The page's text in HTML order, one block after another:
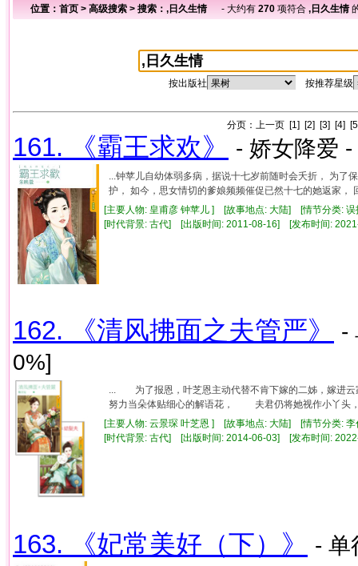
位置： 首页 > 高级搜索 > 搜索：,日久生情 - 大约有 270 项符合 ,日久生情
按出版社 按推荐星级
分页： 上一页 [1] [2] [3] [4]
161. 《霸王求欢》 - 娇女降爱
...钟苹儿自幼体弱多病，据说十七岁前随时会夭折， 为
护， 如今，思女情切的爹娘频频催促已然十七的她返家，
[主要人物: 皇甫彦 钟苹儿 ] [故事地点: 大陆] [情节分类: 误
[时代背景: 古代] [出版时间: 2011-08-16] [发布时间:
162. 《清风拂面之夫管严》
-
0%]
... 为了报恩，叶芝恩主动代替不肯下嫁的二姊，嫁
努力当朵体贴细心的解语花， 夫君仍将她视作小丫头
[主要人物: 云景琛 叶芝恩 ] [故事地点: 大陆] [情节分类: 李
[时代背景: 古代] [出版时间: 2014-06-03] [发布时间:
163. 《妃常美好（下）》 -